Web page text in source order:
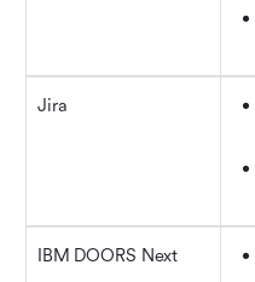
Jira
IBM DOORS Next